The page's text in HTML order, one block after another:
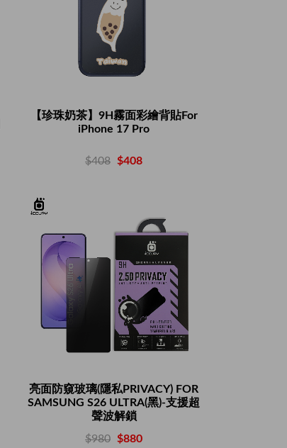
【珍珠奶茶】9H霧面彩繪背貼For
iPhone 17 Pro
$408 $408
亮面防窺玻璃(隱私PRIVACY) FOR
SAMSUNG S26 ULTRA(黑)-支援超
聲波解鎖
$980 $880